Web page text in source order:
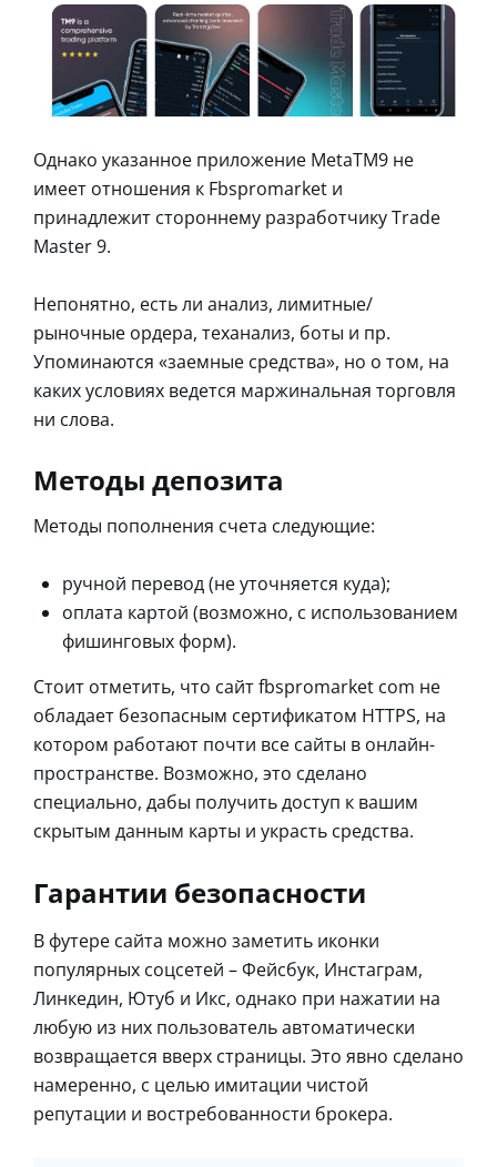
Однако указанное приложение MetaTM9 не
имеет отношения к Fbspromarket и
принадлежит стороннему разработчику Trade
Master 9.
Непонятно, есть ли анализ, лимитные/
рыночные ордера, теханализ, боты и пр.
Упоминаются «заемные средства», но о том, на
каких условиях ведется маржинальная торговля
ни слова.
Методы депозита
Методы пополнения счета следующие:
ручной перевод (не уточняется куда);
оплата картой (возможно, с использованием
фишинговых форм).
Стоит отметить, что сайт fbspromarket com не
обладает безопасным сертификатом HTTPS, на
котором работают почти все сайты в онлайн-
пространстве. Возможно, это сделано
специально, дабы получить доступ к вашим
скрытым данным карты и украсть средства.
Гарантии безопасности
В футере сайта можно заметить иконки
популярных соцсетей – Фейсбук, Инстаграм,
Линкедин, Ютуб и Икс, однако при нажатии на
любую из них пользователь автоматически
возвращается вверх страницы. Это явно сделано
намеренно, с целью имитации чистой
репутации и востребованности брокера.